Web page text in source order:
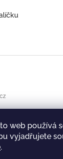
web používá
vyjadřujete
.